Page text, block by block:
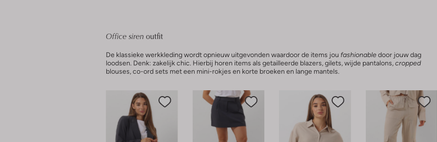
Office siren outfit
De klassieke werkkleding wordt opnieuw uitgevonden waardoor de items jou fashionabledoor jouw dag
loodsen. Denk: zakelijk chic. Hierbij horen items als getailleerde blazers, gilets, wijde pantalons,cropped
blouses, co-ord sets met een mini-rokjes en korte broeken en lange mantels.